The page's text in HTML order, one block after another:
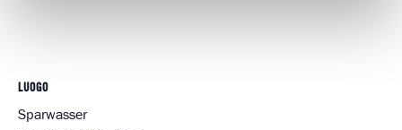
LUOGO
Sparwasser